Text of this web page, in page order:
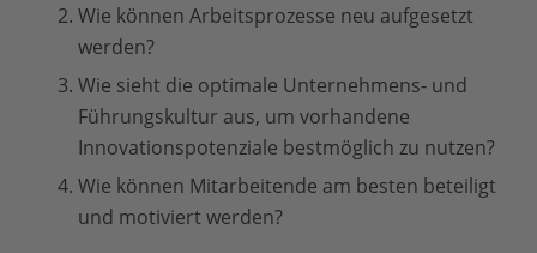
Wie können Arbeitsprozesse neu aufgesetzt
werden?
Wie sieht die optimale Unternehmens- und
Führungskultur aus, um vorhandene
Innovationspotenziale bestmöglich zu nutzen?
Wie können Mitarbeitende am besten beteiligt
und motiviert werden?